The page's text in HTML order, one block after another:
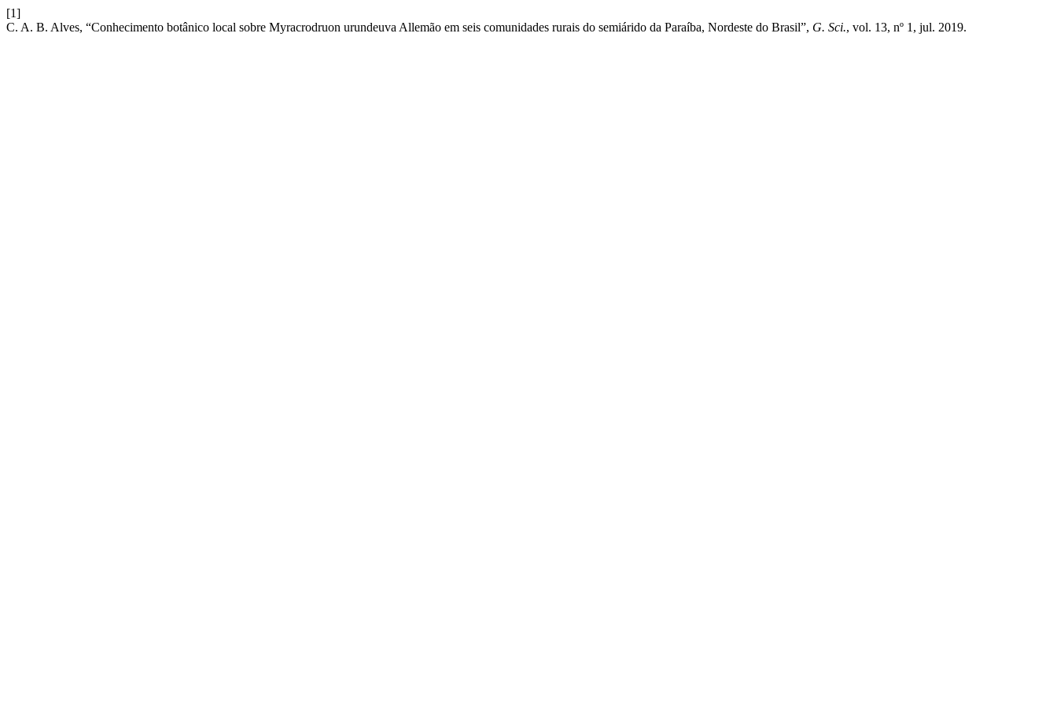
[1]
C. A. B. Alves, “Conhecimento botânico local sobre Myracrodruon urundeuva Allemão em seis comunidades rurais do semiárido da Paraíba, Nordeste do Brasil”, G. Sci., vol. 13, nº 1, jul. 2019.